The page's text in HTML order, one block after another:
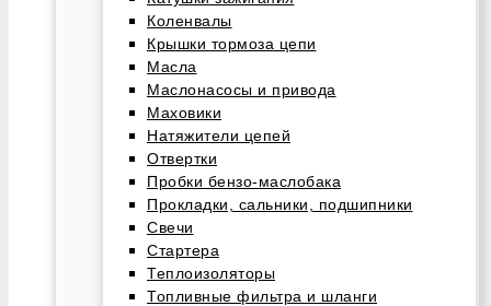
Коленвалы
Крышки тормоза цепи
Масла
Маслонасосы и привода
Маховики
Натяжители цепей
Отвертки
Пробки бензо-маслобака
Прокладки, сальники, подшипники
Свечи
Стартера
Теплоизоляторы
Топливные фильтра и шланги